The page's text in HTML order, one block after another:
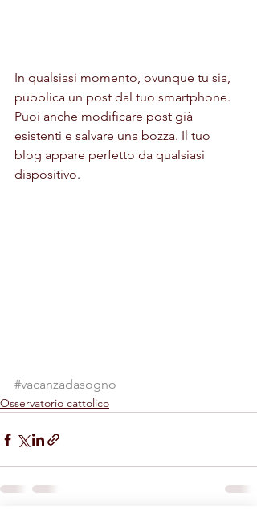
In qualsiasi momento, ovunque tu sia,
pubblica un post dal tuo smartphone.
Puoi anche modificare post già
esistenti e salvare una bozza. Il tuo
blog appare perfetto da qualsiasi
dispositivo.
#vacanzadasogno
Osservatorio cattolico